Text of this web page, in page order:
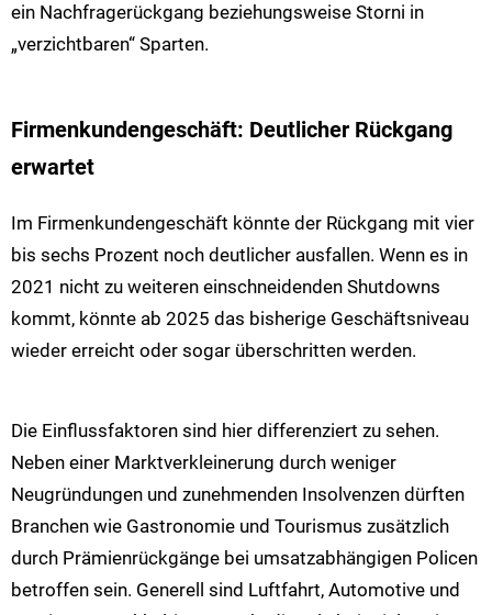
ein Nachfragerückgang beziehungsweise Storni in
„verzichtbaren“ Sparten.
Firmenkundengeschäft: Deutlicher Rückgang
erwartet
Im Firmenkundengeschäft könnte der Rückgang mit vier
bis sechs Prozent noch deutlicher ausfallen. Wenn es in
2021 nicht zu weiteren einschneidenden Shutdowns
kommt, könnte ab 2025 das bisherige Geschäftsniveau
wieder erreicht oder sogar überschritten werden.
Die Einflussfaktoren sind hier differenziert zu sehen.
Neben einer Marktverkleinerung durch weniger
Neugründungen und zunehmenden Insolvenzen dürften
Branchen wie Gastronomie und Tourismus zusätzlich
durch Prämienrückgänge bei umsatzabhängigen Policen
betroffen sein. Generell sind Luftfahrt, Automotive und